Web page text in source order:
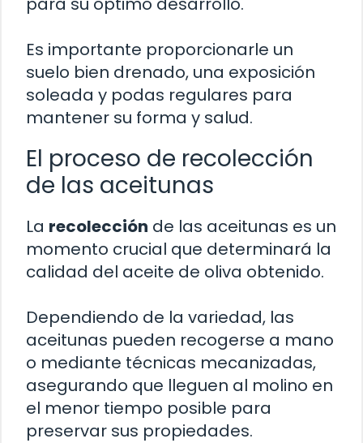
Es importante proporcionarle un
suelo bien drenado, una exposición
soleada y podas regulares para
mantener su forma y salud.
El proceso de recolección
de las aceitunas
La recolección de las aceitunas es un
momento crucial que determinará la
calidad del aceite de oliva obtenido.
Dependiendo de la variedad, las
aceitunas pueden recogerse a mano
o mediante técnicas mecanizadas,
asegurando que lleguen al molino en
el menor tiempo posible para
preservar sus propiedades.